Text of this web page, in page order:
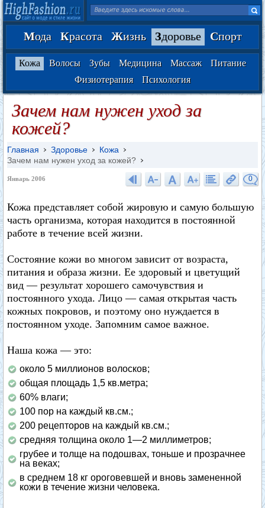
Мода Красота Жизнь Здоровье Спорт
Кожа Волосы Зубы Медицина Массаж
Питание
Физиотерапия
Психология
Зачем нам нужен уход за
кожей?
Главная Здоровье
Кожа
Зачем нам нужен уход за кожей?
Январь 2006 0
Кожа представляет собой жировую и самую большую
часть организма, которая находится в постоянной
работе в течение всей жизни.
Состояние кожи во многом зависит от возраста,
питания и образа жизни. Ее здоровый и цветущий
вид — результат хорошего самочувствия и
постоянного ухода. Лицо — самая открытая часть
кожных покровов, и поэтому оно нуждается в
постоянном уходе. Запомним самое важное.
Наша кожа — это:
около 5 миллионов волосков;
общая площадь 1,5 кв.метра;
60% влаги;
100 пор на каждый кв.см.;
200 рецепторов на каждый кв.см.;
средняя толщина около 1—2 миллиметров;
грубее и толще на подошвах, тоньше и прозрачнее
на веках;
в среднем 18 кг ороговевшей и вновь замененной
кожи в течение жизни человека.